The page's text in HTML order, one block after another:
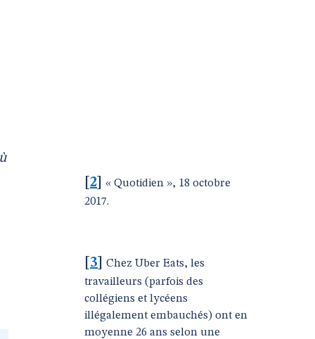
2
« Quotidien », 18 octobre
2017.
3
Chez Uber Eats, les
travailleurs (parfois des
collégiens et lycéens
illégalement embauchés) ont en
moyenne 26 ans selon une